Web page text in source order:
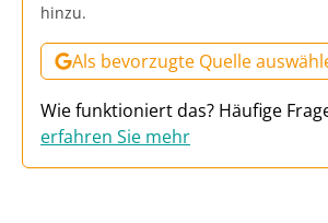
hinzu.
Als bevorzugte Quelle
Wie funktioniert das? Häufige
erfahren Sie mehr